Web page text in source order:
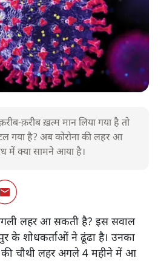
क़रीब ख़त्म मान लिया गया है तो
गया है? अब कोरोना की लहर आ
में क्या सामने आया है।
लहर आ सकती है? इस सवाल
के शोधकर्ताओं ने ढूंढा है। उनका
की चौथी लहर अगले 4 महीने में आ